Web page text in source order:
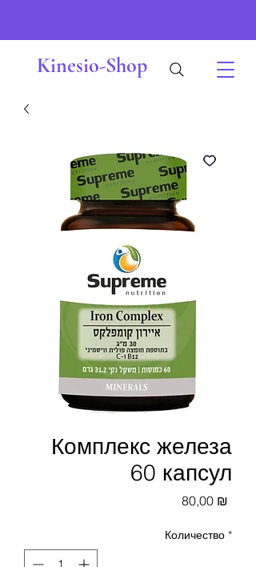
Kinesio-Shop
Комплекс железа
60 капсул
80,00 ₪
Количество *